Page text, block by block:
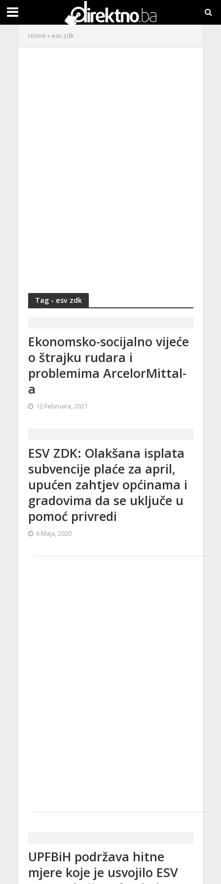
Home » esv zdk
Tag - esv zdk
Ekonomsko-socijalno vijeće
o štrajku rudara i
problemima ArcelorMittal-
a
12 Februara, 2021
ESV ZDK: Olakšana isplata
subvencije plaće za april,
upućen zahtjev općinama i
gradovima da se uključe u
pomoć privredi
6 Maja, 2020
UPFBiH podržava hitne
mjere koje je usvojilo ESV